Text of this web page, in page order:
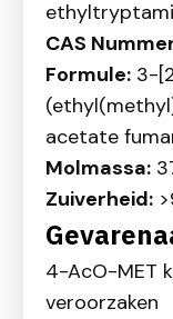
CAS
Formule: 3-
acetate
Molmassa:
Zuiverheid:
4-AcO-MET
veroorzaken